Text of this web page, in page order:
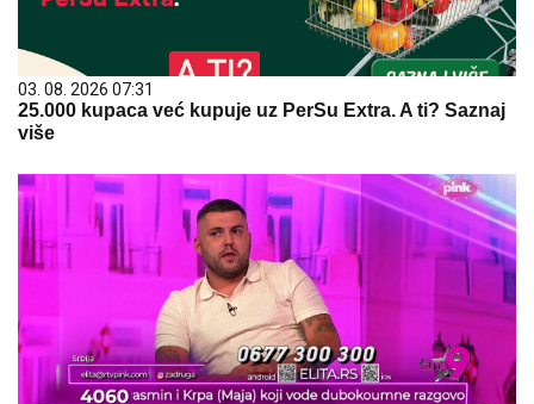
03. 08. 2026 07:31
25.000 kupaca već kupuje uz PerSu Extra. A ti? Saznaj
više